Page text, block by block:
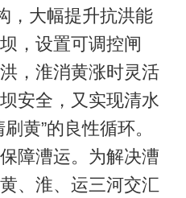
，大幅提升抗洪能
，设置可调控闸
，淮消黄涨时灵活
安全，又实现清水
黄”的良性循环。
漕运。为解决漕
、淮、运三河交汇